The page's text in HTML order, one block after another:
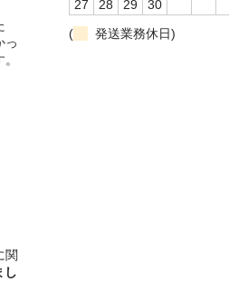
っ
関
し
27
28 29
30
(
発送業務休日)